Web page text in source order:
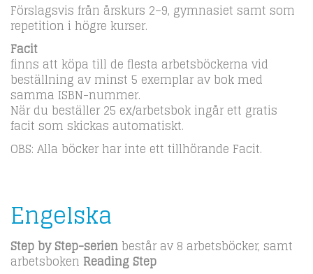
Förslagsvis från årskurs 2–9, gymnasiet samt som
repetition i högre kurser.
Facit
finns att köpa till de flesta arbetsböckerna vid
beställning av minst 5 exemplar av bok med
samma ISBN-nummer.
När du beställer 25 ex/arbetsbok ingår ett gratis
facit som skickas automatiskt.
OBS: Alla böcker har inte ett tillhörande Facit.
Engelska
Step by Step-serien består av 8 arbetsböcker, samt
arbetsboken Reading Step